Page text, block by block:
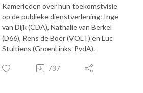
Kamerleden over hun toekomstvisie
op de publieke dienstverlening: Inge
van Dijk (CDA), Nathalie van Berkel
(D66), Rens de Boer (VOLT) en Luc
Stultiens (GroenLinks-PvdA).
737